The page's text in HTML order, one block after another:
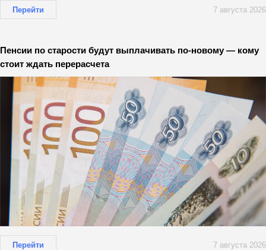
Перейти 7 августа 2026
Пенсии по старости будут выплачивать по-новому — кому
стоит ждать перерасчета
Перейти 7 августа 2026